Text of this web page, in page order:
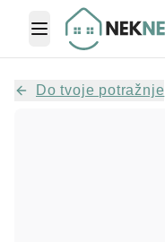
Toggle Menu
Do tvoje potražnje